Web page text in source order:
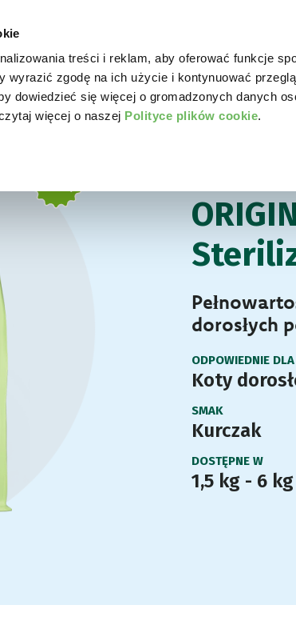
treści i reklam, aby oferować funkcje
wyrazić zgodę na ich użycie i kontynuować
dowiedzieć się więcej o gromadzonych danych
więcej o naszej Polityce plików cookie.
WORLD OF LOVE DLA PSA DLA KOTA
dorosłych
ODPOWIEDNIE DLA
Koty
SMAK
Kurczak
DOSTĘPNE W
1,5 kg - 6 kg